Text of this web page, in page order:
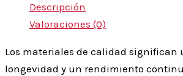
Descripción
Valoraciones (0)
Los materiales de calidad significan
longevidad y un rendimiento